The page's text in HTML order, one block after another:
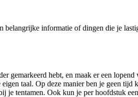
belangrijke informatie of dingen die je
gemarkeerd hebt, en maak er een
taal. Op deze manier ben je geen
je tentamen. Ook kun je per hoofdstuk